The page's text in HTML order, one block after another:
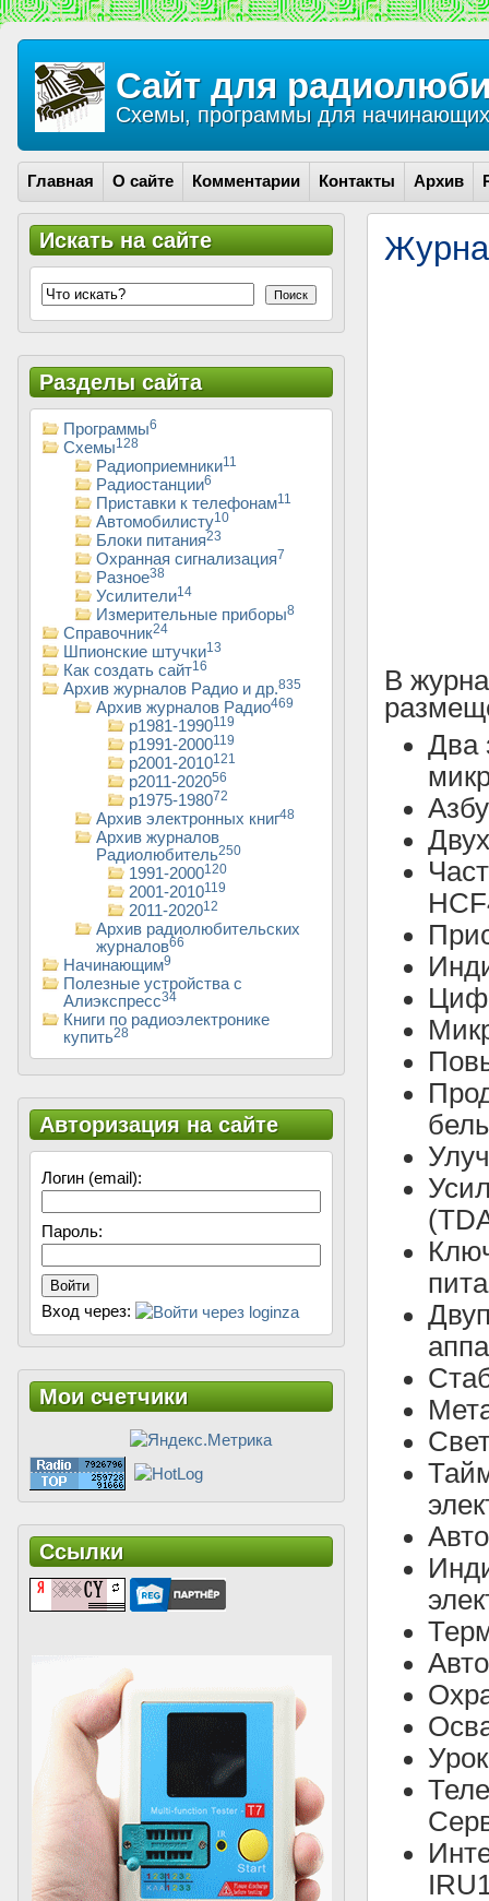
Сайт для
Схемы, программы для
Главная О сайте Комментарии Контакты Архив
В
Два
Искать на сайте
Поиск
Разделы сайта
Программы6
Схемы128
Радиоприемники11
Радиостанции6
Приставки к телефонам11
Автомобилисту10
Блоки питания23
Охранная сигнализация7
Разное38
Усилители14
Измерительные приборы8
Справочник24
Шпионские штучки13
Как создать сайт16
Архив журналов Радио и др.835
Архив журналов Радио469
р1981-1990119
р1991-2000119
р2001-2010121
р2011-202056
р1975-198072
Архив электронных книг48
Архив журналов
Радиолюбитель250
1991-2000120
2001-2010119
2011-202012
Архив радиолюбительских
журналов66
Начинающим9
Полезные устройства с
Алиэкспресс34
Книги по радиоэлектронике
купить28
Авторизация на сайте
Логин (email):
Пароль:
Войти
Вход через:
Мои счетчики
Ссылки